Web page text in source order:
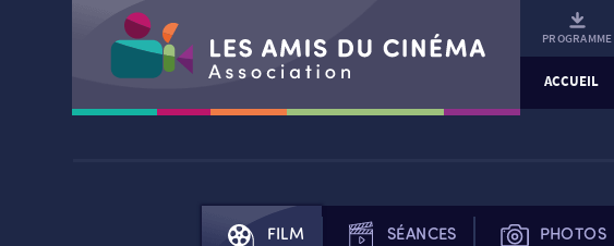
PROGRAMME
ACCUEIL
FILM SÉANCES PHOTOS